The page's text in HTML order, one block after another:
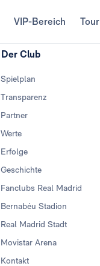
VIP-Bereich Tour
Der Club
Spielplan
Transparenz
Partner
Werte
Erfolge
Geschichte
Fanclubs Real Madrid
Bernabéu Stadion
Real Madrid Stadt
Movistar Arena
Kontakt